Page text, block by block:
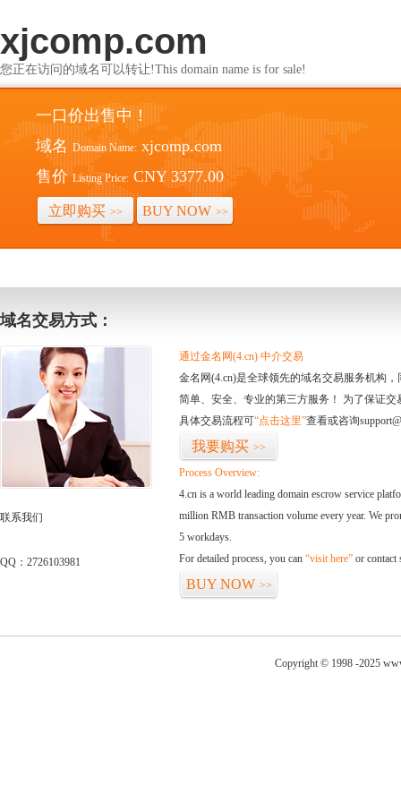
xjcomp.com
您正在访问的域名可以转让!This domain name is for sale!
一口价出售中！
域名 Domain Name: xjcomp.com
售价 Listing Price: CNY 3377.00
立即购买 >> BUY NOW >>
域名交易方式：
联系我们
QQ：2726103981
通过金名网(4.cn) 中介交易
金名网(4.cn)是全球领先的域名交易服务机构
简单、安全、专业的第三方服务！ 为了保证
具体交易流程可“点击这里”查看或咨询
我要购买 >>
Process Overview:
4.cn is a world leading domain escrow service
million RMB transaction volume every year. We
5 workdays.
For detailed process, you can “visit here” or contact
BUY NOW >>
Copyright © 1998 -2025